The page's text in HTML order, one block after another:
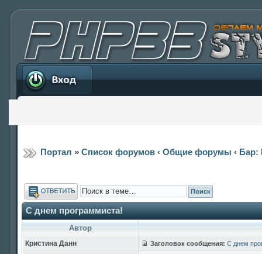
Вход
Портал » Список форумов ‹ Общие форумы ‹ Бар:
Ответить
С днем программиста!
Автор
Кристина Данн Заголовок сообщения: С днем